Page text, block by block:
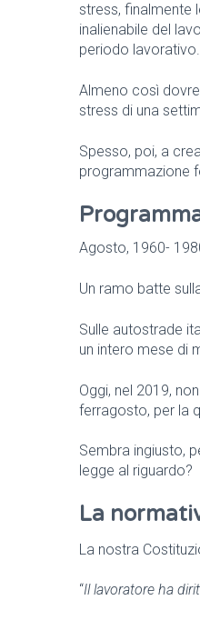
stress, finalmente
inalienabile del
periodo lavorativo.
Almeno così
stress di una
Spesso, poi, a
programmazione
Agosto, 1960-
Un ramo batte
Sulle autostrade
un intero mese di
Oggi, nel 2019,
ferragosto, per la
Sembra ingiusto,
legge al riguardo?
La
La nostra
“Il lavoratore ha